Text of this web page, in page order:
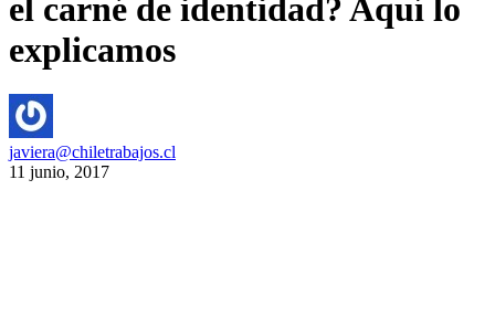
el carné de identidad? Aquí lo
explicamos
javiera@chiletrabajos.cl
11 junio, 2017